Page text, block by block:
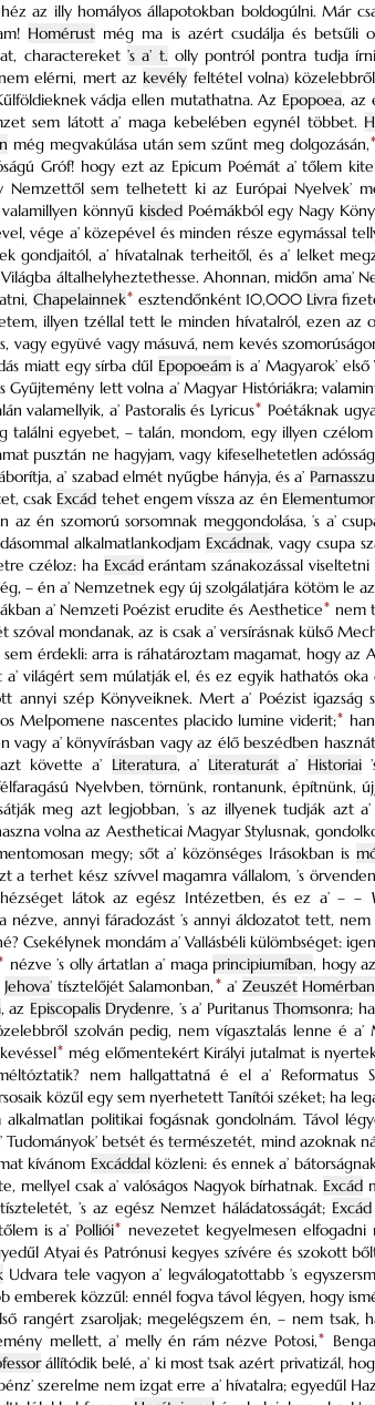
az illy homályos állapotokban boldogúlni. Már
Homérust még ma is azért csudálja és betsűli
charactereket ’s a’ t. olly pontról pontra tudja
elérni, mert az kevély feltétel volna)
vádja ellen mutathatna. Az Epopoea, az
sem látott a’ maga kebelében egynél többet.
még megvakúlása után sem szűnt meg dolgozásán,*
Gróf! hogy ezt az Epicum Poémát a’ tőlem
Nemzettől sem telhetett ki az Európai Nyelvek’
könnyű kisdedPoémákból egy Nagy
vége a’ közepével és minden része egymással
gondjaitól, a’ hívatalnak terheitől, és a’ lelket
Világba általhelyheztethesse. Ahonnan, midőn
Chapelainnek* esztendőnként 10,000 Livra
illyen tzéllal tett le minden hívatalról, ezen az
vagy együvé vagy másuvá, nem kevés
miatt egy sírba dűl Epopoeámis a’ Magyarok’
Gyűjtemény lett volna a’ Magyar Históriákra;
valamellyik, a’ Pastoralis és Lyricus* Poétáknak
találni egyebet, – talán, mondom, egy illyen
pusztán ne hagyjam, vagy kifeselhetetlen
a’ szabad elmét nyűgbe hányja, és a’
csak Excád tehet engem víssza az én
az én szomorú sorsomnak meggondolása, ’s a’
alkalmatlankodjam Excádnak, vagy csupa
czéloz: ha Excáderántam szánakozással
– én a’ Nemzetnek egy új szolgálatjára kötöm le
a’ Nemzeti Poézist erudite és Aesthetice* nem
mondanak, az is csak a’ versírásnak külső
érdekli: arra is ráhatároztam magamat, hogy az
világért sem múlatják el, és ez egyik hathatós
annyi szép Könyveiknek. Mert a’ Poézist
Melpomene nascentes placido lumine viderit;*
vagy a’ könyvírásban vagy az élő beszédben
követte a’ Literatura, a’ Literaturát a’ Historiai
Nyelvben, törnünk, rontanunk, építnünk,
meg azt legjobban, ’s az illyenek tudják azt
volna az Aestheticai Magyar Stylusnak,
megy; sőt a’ közönséges Irásokban is
a terhet kész szívvel magamra vállalom, ’s
látok az egész Intézetben, és ez a’ – –
nézve, annyi fáradozást ’s annyi áldozatot tett,
Csekélynek mondám a’ Vallásbéli külömbséget:
nézve ’s olly ártatlan a’ maga principiumíban, hogy
Jehova’ tísztelőjét Salamonban,* a’ Zeuszét Homérban
, az Episcopalis Drydenre, ’s a’ PuritanusThomsonra;
szolván pedig, nem vígasztalás lenne é
* még előmentekért Királyi jutalmat is
nem hallgattatná é el a’ Reformatus
közűl egy sem nyerhetett Tanítói széket; ha
politikai fogásnak gondolnám. Távol
Tudományok’ betsét és természetét, mind
kívánom Excáddalközleni: és ennek a’
mellyel csak a’ valóságos Nagyok bírhatnak. Excád
’s az egész Nemzet háládatosságát; Excád
is a’ Polliói* nevezetet kegyelmesen
Atyai és Patrónusi kegyes szívére és szokott
Udvara tele vagyon a’ legválogatottabb ’s
emberek közzűl: ennél fogva távol légyen, hogy
rangért zsaroljak; megelégszem én, – nem tsak,
mellett, a’ melly én rám nézve Potosi,*
állítódik belé, a’ ki most tsak azért privatizál,
szerelme nem izgat erre a’ hívatalra; egyedűl